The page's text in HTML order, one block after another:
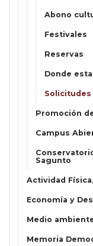
Abono
Festivales
Reservas
Donde
Solicitudes
Promoción
Campus
Sagunto
Actividad
Economía y
Medio
Memoria